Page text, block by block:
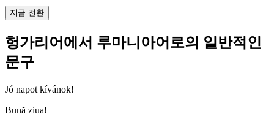
지금 전환
헝가리어에서 루마니아어로의 일반적인
문구
Jó napot kívánok!
Bună ziua!